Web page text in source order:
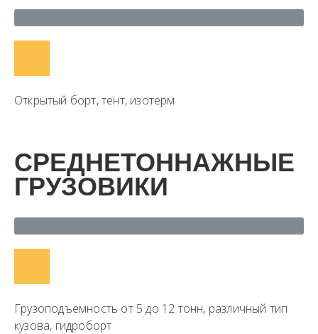
Открытый борт, тент, изотерм
СРЕДНЕТОННАЖНЫЕ
ГРУЗОВИКИ
Грузоподъемность от 5 до 12 тонн, различный тип
кузова, гидроборт